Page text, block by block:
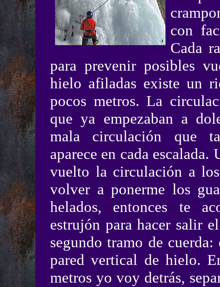
con
Cada
para prevenir posibles
hielo afiladas existe un
pocos metros. La
que ya empezaban a
mala circulación que
aparece en cada escalada.
vuelto la circulación a
volver a ponerme los
helados, entonces te
estrujón para hacer salir
segundo tramo de cuerda:
pared vertical de hielo.
metros yo voy detrás,